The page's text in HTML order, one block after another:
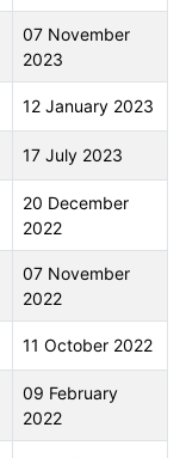
07 November
2023
12 January 2023
17 July 2023
20 December
2022
07 November
2022
11 October 2022
09 February
2022